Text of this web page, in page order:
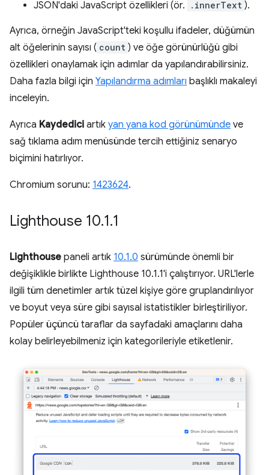
JSON'daki JavaScript özellikleri (ör.
.innerText ).
Ayrıca, örneğin JavaScript'teki koşullu ifadeler, düğümün
alt öğelerinin sayısı ( count ) ve öğe görünürlüğü gibi
özellikleri onaylamak için adımlar da yapılandırabilirsiniz.
Daha fazla bilgi için Yapılandırma adımları başlıklı makaleyi
inceleyin.
Ayrıca Kaydedici artık yan yana kod görünümünde ve
sağ tıklama adım menüsünde tercih ettiğiniz senaryo
biçimini hatırlıyor.
Chromium sorunu: 1423624.
Lighthouse 10.1.1
Lighthouse paneli artık 10.1.0 sürümünde önemli bir
değişiklikle birlikte Lighthouse 10.1.1'i çalıştırıyor. URL'lerle
ilgili tüm denetimler artık tüzel kişiye göre gruplandırılıyor
ve boyut veya süre gibi sayısal istatistikler birleştiriliyor.
Popüler üçüncü taraflar da sayfadaki amaçlarını daha
kolay belirleyebilmeniz için kategorileriyle etiketlenir.